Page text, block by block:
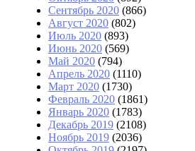
Сентябрь 2020 (866)
Август 2020 (802)
Июль 2020 (893)
Июнь 2020 (569)
Май 2020 (794)
Апрель 2020 (1110)
Март 2020 (1730)
Февраль 2020 (1861)
Январь 2020 (1783)
Декабрь 2019 (2108)
Ноябрь 2019 (2036)